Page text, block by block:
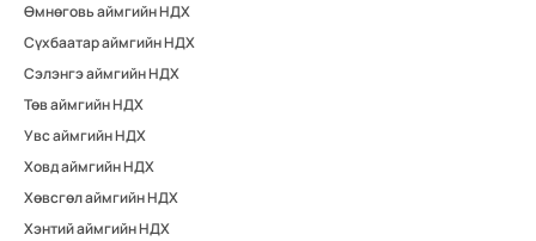
Өмнөговь аймгийн НДХ
Сүхбаатар аймгийн НДХ
Сэлэнгэ аймгийн НДХ
Төв аймгийн НДХ
Увс аймгийн НДХ
Ховд аймгийн НДХ
Хөвсгөл аймгийн НДХ
Хэнтий аймгийн НДХ